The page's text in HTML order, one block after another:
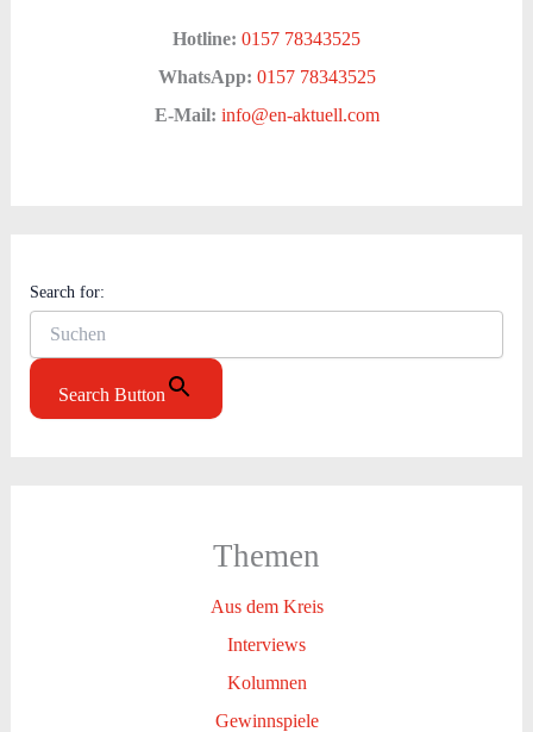
Hotline: 0157 78343525
WhatsApp: 0157 78343525
E-Mail: info@en-aktuell.com
Search for:
Search Button
Themen
Aus dem Kreis
Interviews
Kolumnen
Gewinnspiele